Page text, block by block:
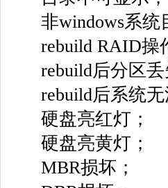
非windows系统
rebuild RAID操
rebuild后分区丢
rebuild后系统无
硬盘亮红灯；
硬盘亮黄灯；
MBR损坏；